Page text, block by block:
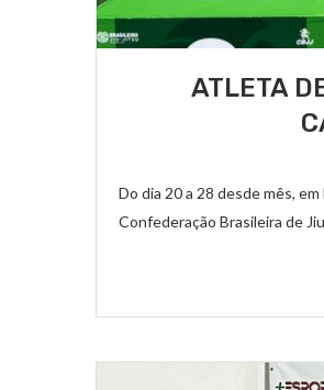
ATLETA
Do dia 20 a 28 desde mês,
Confederação Brasileira de